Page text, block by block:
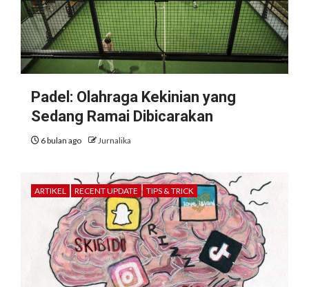
Padel: Olahraga Kekinian yang
Sedang Ramai Dibicarakan
6 bulan ago Jurnalika
ARTIKEL RECENT UPDATE TIPS & TRICK